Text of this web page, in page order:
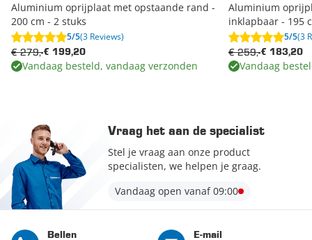
Aluminium oprijplaat met opstaande rand -
200 cm - 2 stuks
5/5(3 Reviews)
€ 199,20
€ 279,-
Vandaag besteld, vandaag verzonden
Aluminium
inklapbaar - 195
5/5(3
€ 183,20
€ 259,-
Vandaag
Vraag het aan de specialist
Stel je vraag aan onze product
specialisten, we helpen je graag.
Vandaag open vanaf 09:00
Bellen E-mail